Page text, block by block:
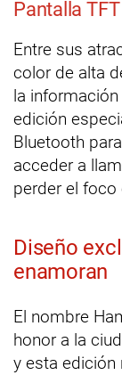
Pantalla
Entre sus
color de alta
la
edición
Bluetooth
acceder a
perder el foco
Diseño
enamoran
El nombre
honor a la
y esta edición